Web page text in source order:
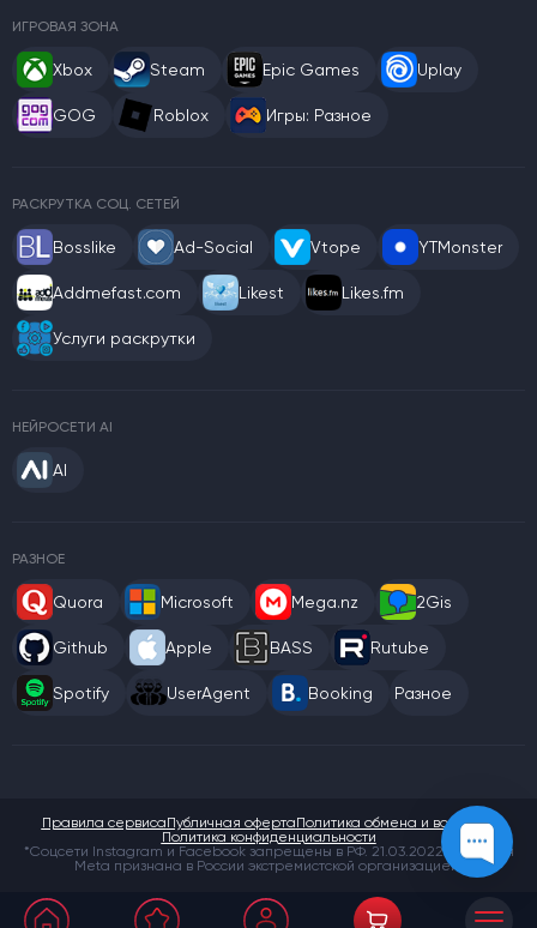
ИГРОВАЯ ЗОНА
Xbox Steam Epic Games Uplay
GOG Roblox Игры: Разное
РАСКРУТКА СОЦ. СЕТЕЙ
Bosslike Ad-Social Vtope YTMonster
Addmefast.com Likest Likes.fm
Услуги раскрутки
НЕЙРОСЕТИ AI
AI
РАЗНОЕ
Quora Microsoft Mega.nz 2Gis
Github Apple BASS Rutube
Spotify UserAgent Booking Разное
*Соцсети Instagram и Facebook запрещены в РФ. 21.03.2022 компания
Meta признана в России экстремистской организацией.
Правила сервисаПубличная офертаПолитика обмена и возврата
Политика конфиденциальности